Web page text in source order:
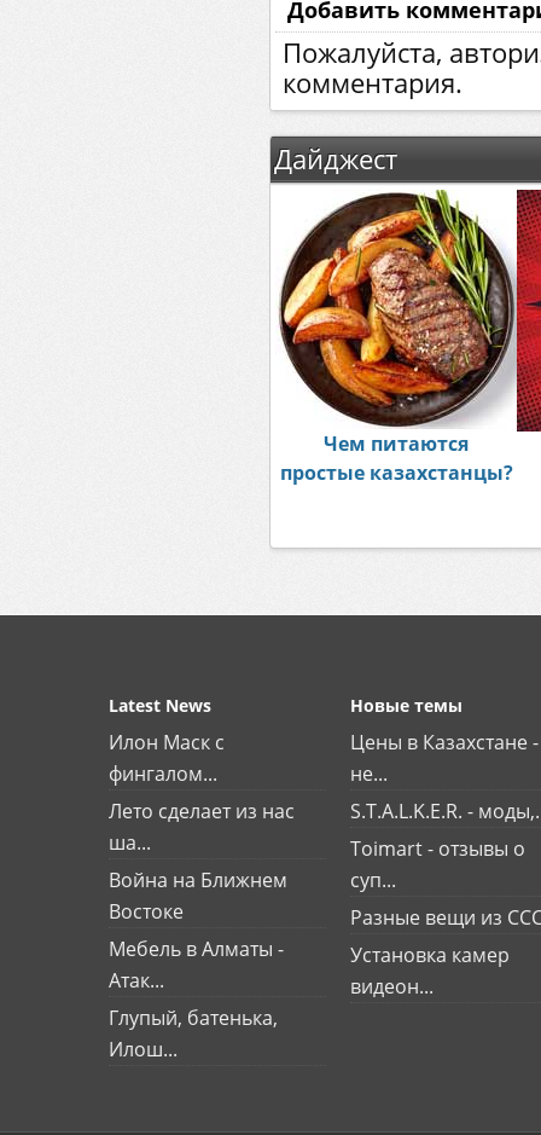
Добавить
Пожалуйста,
комментария.
Дайджест
Чем питаются
простые казахстанцы?
Latest News
Илон Маск с
фингалом...
Лето сделает из нас
ша...
Война на Ближнем
Востоке
Мебель в Алматы -
Атак...
Глупый, батенька,
Илош...
Новые темы
Цены в Казахстане -
не...
S.T.A.L.K.E.R. -
Toimart - отзывы о
суп...
Разные вещи из
Установка камер
видеон...